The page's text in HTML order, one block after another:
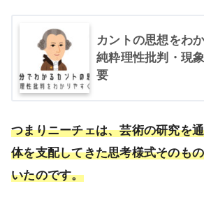
カントの思想をわ
純粋理性批判・現
要
つまりニーチェは、芸術の研究を
体を支配してきた思考様式そのも
いたのです。